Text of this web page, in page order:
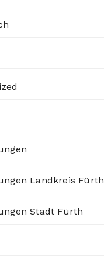
Landkreis Fürth
Stadt Fürth